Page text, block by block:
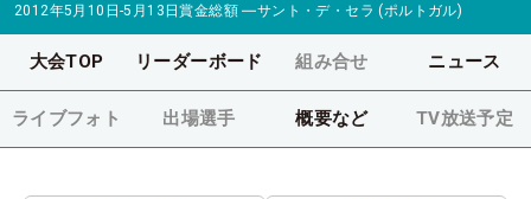
2012年5月10日-5月13日賞金総額 ―サント・デ・セラ (ポルトガル)
大会TOP リーダーボード 組み合せ ニュース
ライブフォト 出場選手 概要など TV放送予定